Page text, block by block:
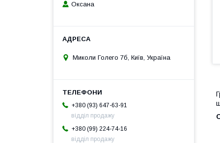
Оксана
Миколи Голего 7б, Київ, Україна
+380 (93) 647-63-91
відділ продажу
+380 (99) 224-74-16
відділ продажу